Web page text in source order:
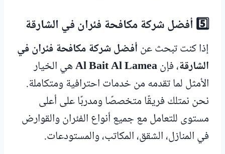
5️⃣ أفضل شركة مكافحة فئران في الشارقة
إذا كنت تبحث عنأفضل شركة مكافحة فئران في
الشارقة، فإنAl Bait Al Lameaهي الخيار
الأمثل لما تقدمه من خدمات احترافية ومتكاملة.
نحن نمتلك فريقًا متخصصًا ومدربًا على أعلى
مستوى للتعامل مع جميع أنواع الفئران والقوارض
في المنازل، الشقق، المكاتب، والمستودعات.